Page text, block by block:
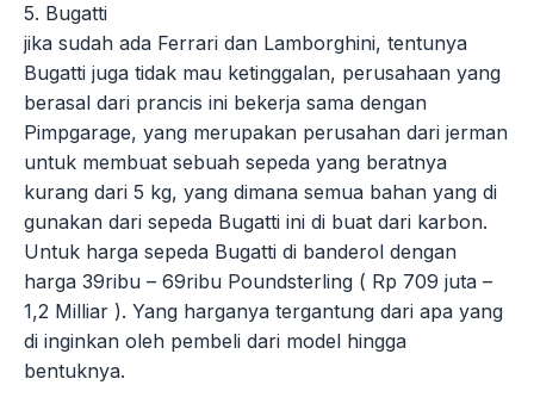
5. Bugatti
jika sudah ada Ferrari dan Lamborghini, tentunya
Bugatti juga tidak mau ketinggalan, perusahaan yang
berasal dari prancis ini bekerja sama dengan
Pimpgarage, yang merupakan perusahan dari jerman
untuk membuat sebuah sepeda yang beratnya
kurang dari 5 kg, yang dimana semua bahan yang di
gunakan dari sepeda Bugatti ini di buat dari karbon.
Untuk harga sepeda Bugatti di banderol dengan
harga 39ribu – 69ribu Poundsterling ( Rp 709 juta –
1,2 Milliar ). Yang harganya tergantung dari apa yang
di inginkan oleh pembeli dari model hingga
bentuknya.